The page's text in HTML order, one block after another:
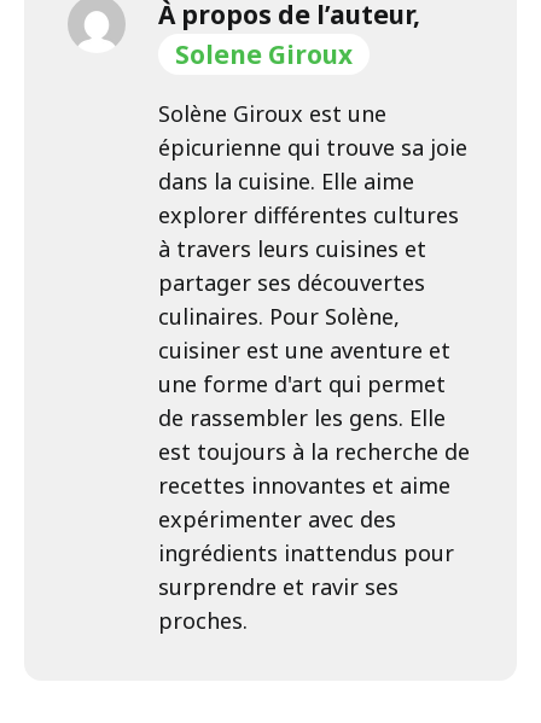
À propos de l’auteur,
Solene Giroux
Solène Giroux est une
épicurienne qui trouve sa joie
dans la cuisine. Elle aime
explorer différentes cultures
à travers leurs cuisines et
partager ses découvertes
culinaires. Pour Solène,
cuisiner est une aventure et
une forme d'art qui permet
de rassembler les gens. Elle
est toujours à la recherche de
recettes innovantes et aime
expérimenter avec des
ingrédients inattendus pour
surprendre et ravir ses
proches.